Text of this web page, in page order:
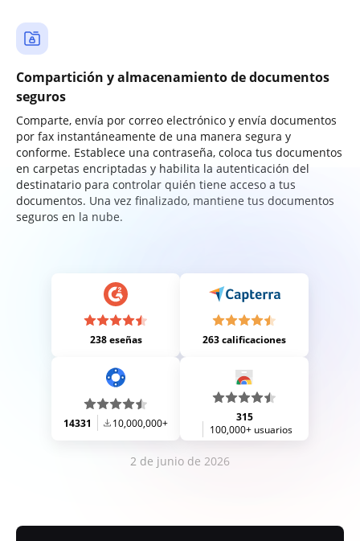
Compartición y almacenamiento de documentos
seguros
Comparte, envía por correo electrónico y envía documentos
por fax instantáneamente de una manera segura y
conforme. Establece una contraseña, coloca tus documentos
en carpetas encriptadas y habilita la autenticación del
destinatario para controlar quién tiene acceso a tus
documentos. Una vez finalizado, mantiene tus documentos
seguros en la nube.
238 eseñas 263 calificaciones
14331 10,000,000+
315
100,000+ usuarios
2 de junio de 2026